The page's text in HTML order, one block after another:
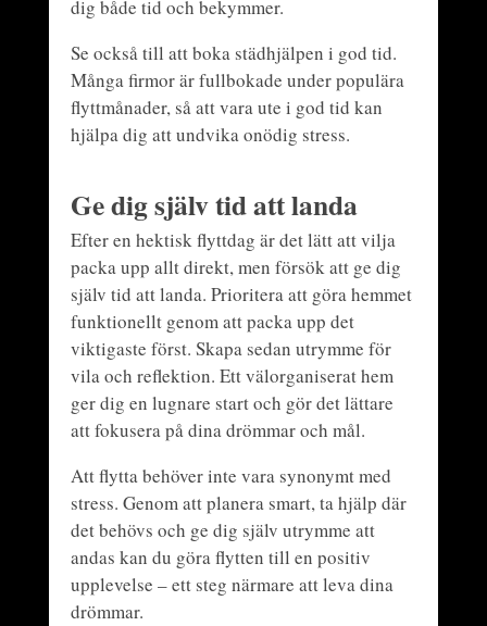
dig både tid och bekymmer.
Se också till att boka städhjälpen i god tid.
Många firmor är fullbokade under populära
flyttmånader, så att vara ute i god tid kan
hjälpa dig att undvika onödig stress.
Ge dig själv tid att landa
Efter en hektisk flyttdag är det lätt att vilja
packa upp allt direkt, men försök att ge dig
själv tid att landa. Prioritera att göra hemmet
funktionellt genom att packa upp det
viktigaste först. Skapa sedan utrymme för
vila och reflektion. Ett välorganiserat hem
ger dig en lugnare start och gör det lättare
att fokusera på dina drömmar och mål.
Att flytta behöver inte vara synonymt med
stress. Genom att planera smart, ta hjälp där
det behövs och ge dig själv utrymme att
andas kan du göra flytten till en positiv
upplevelse – ett steg närmare att leva dina
drömmar.